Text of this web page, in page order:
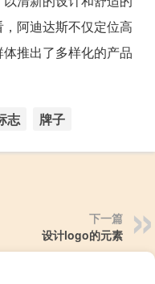
阿迪达斯不仅定位高
推出了多样化的产品
志 牌子
下一篇
设计logo的元素